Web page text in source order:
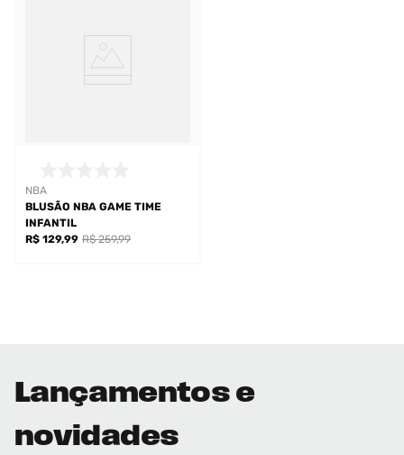
NBA
BLUSÃO NBA GAME TIME
INFANTIL
R$ 129,99 R$ 259,99
Lançamentos e
novidades